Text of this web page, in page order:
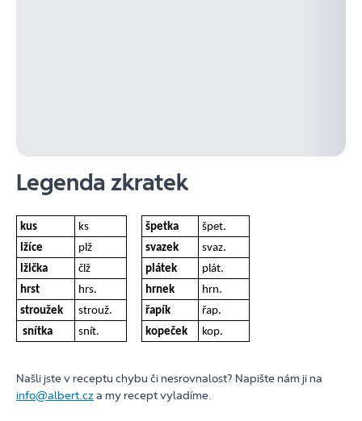
Legenda zkratek
kus ks špetka
špet.
lžíce
plž svazek
svaz.
lžička
člž plátek
plát.
hrst
hrs. hrnek
hrn.
stroužek
strouž. řapík
řap.
snítka
snít. kopeček kop.
Našli jste v receptu chybu či nesrovnalost? Napište nám ji na
info@albert.cza my recept vyladíme.